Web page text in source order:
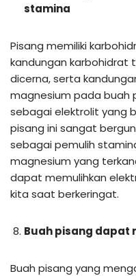
stamina
Pisang memiliki
kandungan karbohidrat
dicerna, serta
magnesium pada buah
sebagai elektrolit yang
pisang ini sangat
sebagai pemulih
magnesium yang
dapat memulihkan
kita saat berkeringat.
Buah pisang dapat
Buah pisang yang